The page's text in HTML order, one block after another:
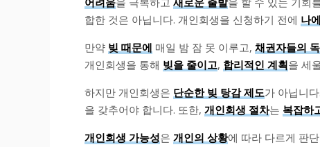
합한 것은 아닙니다. 개인회생을 신청하기 전에 나
만약 빚 때문에 매일 밤 잠 못 이루고, 채권자들의
개인회생을 통해 빚을 줄이고, 합리적인 계획을 세
하지만 개인회생은 단순한 빚 탕감 제도가 아닙니
을 갖추어야 합니다. 또한, 개인회생 절차는 복잡하
개인회생 가능성은 개인의 상황에 따라 다르게 판